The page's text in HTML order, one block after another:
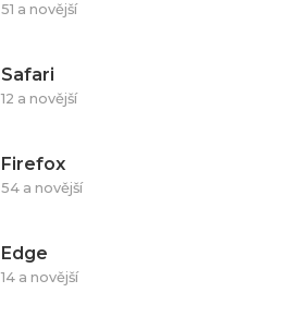
51 a novější
Safari
12 a novější
Firefox
54 a novější
Edge
14 a novější